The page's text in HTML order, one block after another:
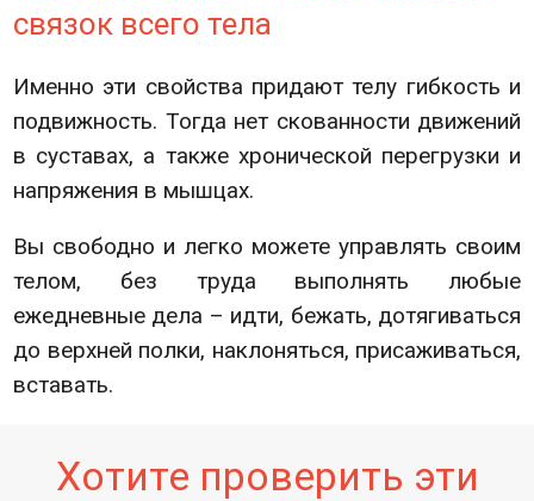
связок всего тела
Именно эти свойства придают телу гибкость и
подвижность. Тогда нет скованности движений
в суставах, а также хронической перегрузки и
напряжения в мышцах.
Вы свободно и легко можете управлять своим
телом, без труда выполнять любые
ежедневные дела – идти, бежать, дотягиваться
до верхней полки, наклоняться, присаживаться,
вставать.
Хотите проверить эти